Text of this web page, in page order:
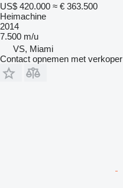
US$ 420.000 ≈ € 363.500
Heimachine
2014
7.500 m/u
VS, Miami
Contact opnemen met verkoper